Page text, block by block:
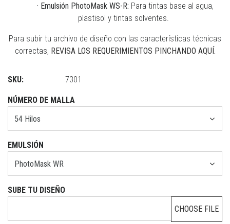
· Emulsión PhotoMask WS-R: Para tintas base al agua,
plastisol y tintas solventes.
Para subir tu archivo de diseño con las características técnicas
correctas, REVISA LOS REQUERIMIENTOS PINCHANDO AQUÍ.
SKU: 7301
NÚMERO DE MALLA
EMULSIÓN
SUBE TU DISEÑO
CHOOSE FILE